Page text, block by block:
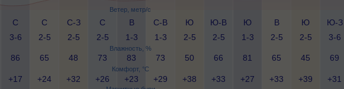
Ветер, метр/с
Влажность, %
Комфорт, °C
С
3-6
С
2-5
С-З
2-5
С
2-5
В
1-3
С-В
1-3
Ю
2-5
Ю-В
2-5
Ю
1-3
В
2-5
Ю
2-5
Ю-З
3-6
86 65 48 73 83 73 50 66 81 65 45 69
+17 +24 +32 +26 +23 +29 +38 +33 +27 +33 +39 +31